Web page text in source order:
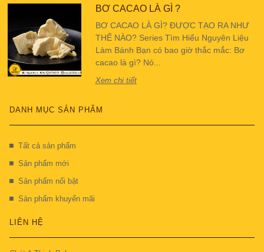
BƠ CACAO LÀ GÌ ?
BƠ CACAO LÀ GÌ? ĐƯỢC TẠO RA NHƯ
THẾ NÀO? Series Tìm Hiểu Nguyên Liệu
Làm Bánh Bạn có bao giờ thắc mắc: Bơ
cacao là gì? Nó...
Xem chi tiết
DANH MỤC SẢN PHẨM
Tất cả sản phẩm
Sản phẩm mới
Sản phẩm nổi bật
Sản phẩm khuyến mãi
LIÊN HỆ